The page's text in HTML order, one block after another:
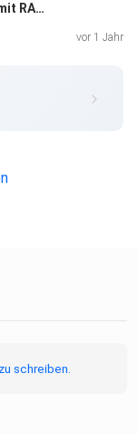
Der Club der toten Dichter 1989 mit RALF | PODCAST #99
vor 1 Jahr
schreiben.